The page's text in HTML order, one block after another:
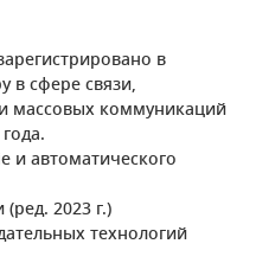
в
в сфере связи,
массовых коммуникаций
и автоматического
2023 г.)
технологий